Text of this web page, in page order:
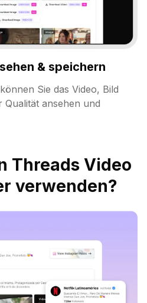
& speichern
Sie das Video, Bild
ansehen und
Threads Video
verwenden?